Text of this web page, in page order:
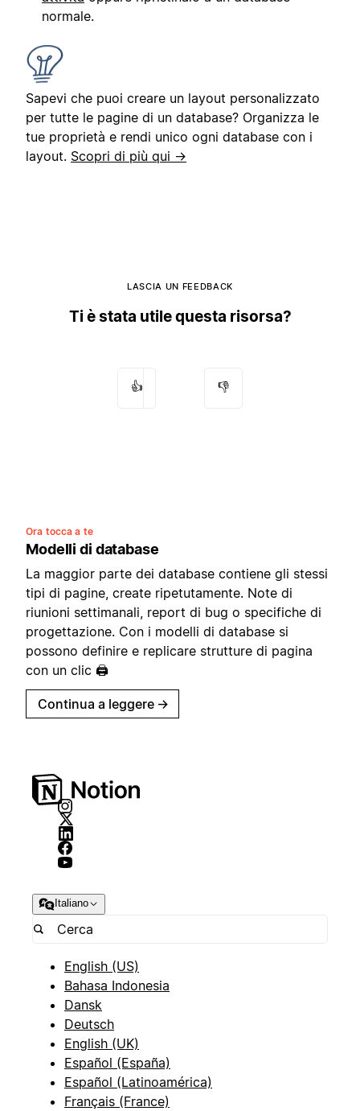
normale.
Sapevi che puoi creare un layout personalizzato
per tutte le pagine di un database? Organizza le
tue proprietà e rendi unico ogni database con i
layout. Scopri di più qui →
LASCIA UN FEEDBACK
Ti è stata utile questa risorsa?
👍 👎
Ora tocca a te
Modelli di database
La maggior parte dei database contiene gli stessi
tipi di pagine, create ripetutamente. Note di
riunioni settimanali, report di bug o specifiche di
progettazione. Con i modelli di database si
possono definire e replicare strutture di pagina
con un clic 🖨
Continua a leggere →
Italiano
English (US)
Bahasa Indonesia
Dansk
Deutsch
English (UK)
Español (España)
Español (Latinoamérica)
Français (France)